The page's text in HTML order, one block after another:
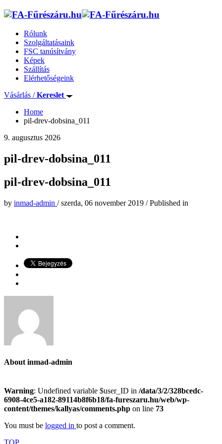
Rólunk
Szolgáltatásaink
FSC tanúsítvány
Képek
Szállítás
Elérhetőségeink
Vásárlás /Kereslet
Home
pil-drev-dobsina_011
9. augusztus 2026
pil-drev-dobsina_011
pil-drev-dobsina_011
by inmad-admin /szerda, 06 november 2019 /Published in
Aboutinmad-admin
Warning: Undefined variable $user_ID in /data/3/2/328bcedc-
6908-4ce5-a182-89114b8f6b18/fa-fureszaru.hu/web/wp-
content/themes/kallyas/comments.php on line 73
You must be logged in to post a comment.
TOP